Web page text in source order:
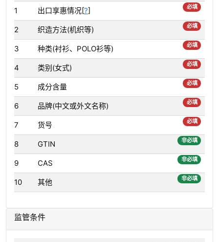
1 出口享惠情况[?] 必填
2 织造方法(机织等) 必填
3 种类(衬衫、POLO衫等) 必填
4 类别(女式) 必填
5 成分含量 必填
6 品牌(中文或外文名称) 必填
7 货号 必填
8 GTIN 非必填
9 CAS 非必填
10 其他 非必填
监管条件